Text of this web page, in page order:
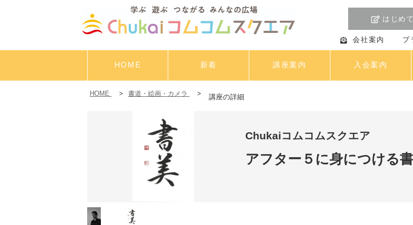
はじめ
会社案内 プ
HOME 新着 講座案内 入会案内
HOME > 書道・絵画・カメラ > 講座の詳細
Chukaiコムコムスクエア
アフター５に身につける